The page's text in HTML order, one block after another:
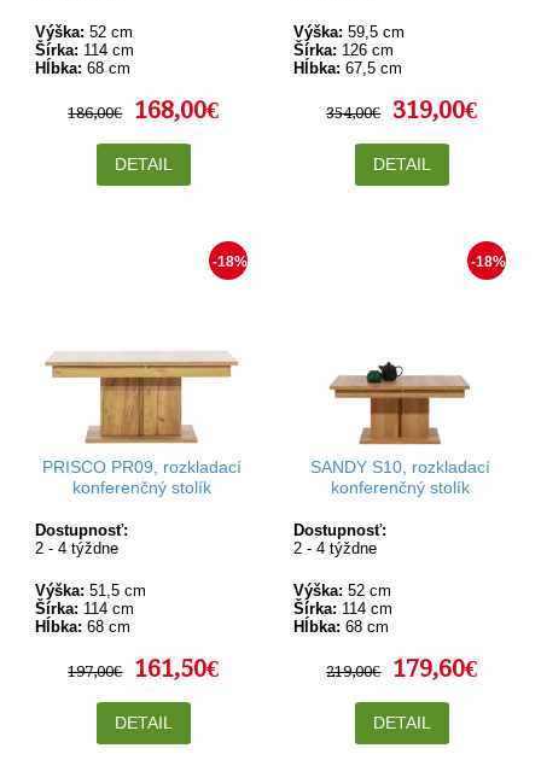
Výška: 52 cm
Šírka: 114 cm
Hĺbka: 68 cm
186,00€ 168,00€
DETAIL
Výška: 59,5 cm
Šírka: 126 cm
Hĺbka: 67,5 cm
354,00€ 319,00€
DETAIL
-18%
PRISCO PR09, rozkladací
konferenčný stolík
Dostupnosť:
2 - 4 týždne
Výška: 51,5 cm
Šírka: 114 cm
Hĺbka: 68 cm
197,00€ 161,50€
DETAIL
-18%
SANDY S10, rozkladací
konferenčný stolík
Dostupnosť:
2 - 4 týždne
Výška: 52 cm
Šírka: 114 cm
Hĺbka: 68 cm
219,00€ 179,60€
DETAIL